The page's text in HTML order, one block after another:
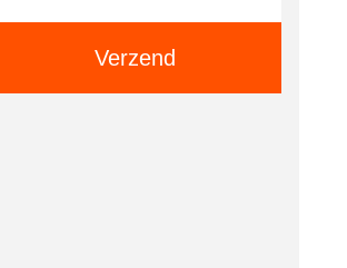
Verzend